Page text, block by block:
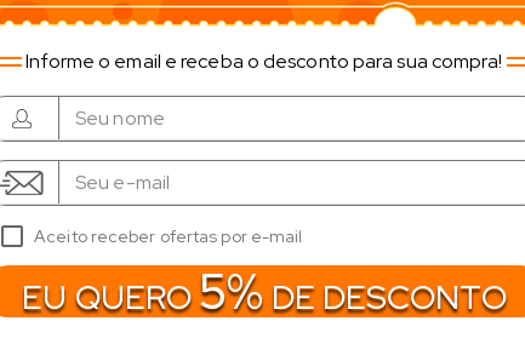
Persiana Vertical Blackout Linho Nobre 39H
Texturizada
Informe o email e receba o desconto para sua compra!
Aceito receber ofertas por e-mail
EU QUERO5% DE DESCONTO